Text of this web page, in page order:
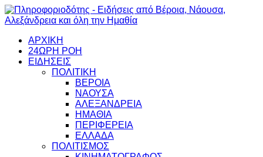
ΑΡΧΙΚΗ
24ΩΡΗ ΡΟΗ
ΕΙΔΗΣΕΙΣ
ΠΟΛΙΤΙΚΗ
ΒΕΡΟΙΑ
ΝΑΟΥΣΑ
ΑΛΕΞΑΝΔΡΕΙΑ
ΗΜΑΘΙΑ
ΠΕΡΙΦΕΡΕΙΑ
ΕΛΛΑΔΑ
ΠΟΛΙΤΙΣΜΟΣ